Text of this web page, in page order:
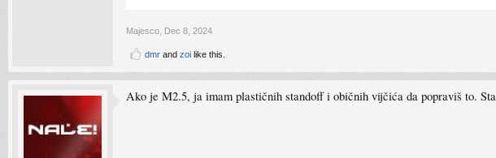
Majesco Dec 8, 2024
dmr and zoi like this.
Ako je M2.5, ja imam plastičnih standoff i običnih vijčića da popraviš to.